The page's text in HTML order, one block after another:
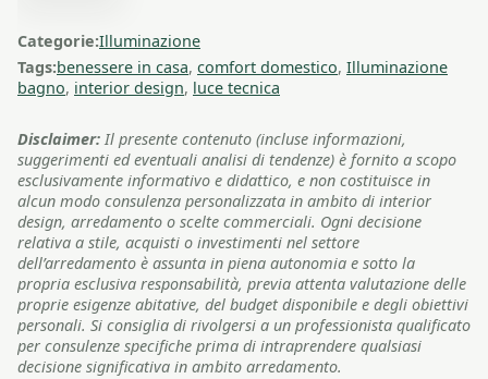
Categorie:Illuminazione
Tags:benessere in casa, comfort domestico, Illuminazione
bagno, interior design, luce tecnica
Disclaimer: Il presente contenuto (incluse informazioni,
suggerimenti ed eventuali analisi di tendenze) è fornito a scopo
esclusivamente informativo e didattico, e non costituisce in
alcun modo consulenza personalizzata in ambito di interior
design, arredamento o scelte commerciali. Ogni decisione
relativa a stile, acquisti o investimenti nel settore
dell’arredamento è assunta in piena autonomia e sotto la
propria esclusiva responsabilità, previa attenta valutazione delle
proprie esigenze abitative, del budget disponibile e degli obiettivi
personali. Si consiglia di rivolgersi a un professionista qualificato
per consulenze specifiche prima di intraprendere qualsiasi
decisione significativa in ambito arredamento.